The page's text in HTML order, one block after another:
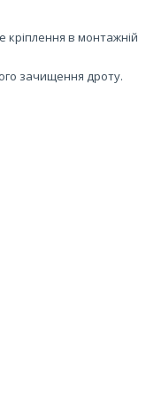
кріплення в монтажній
зачищення дроту.